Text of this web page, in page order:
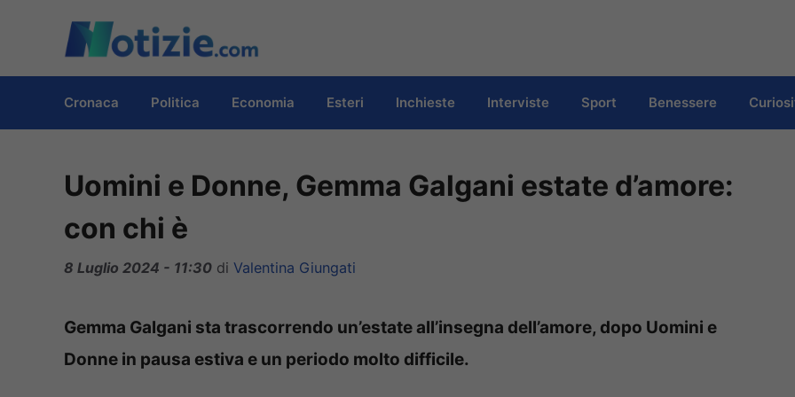
contenuto
Cronaca Politica Economia Esteri Inchieste Interviste Sport Benessere
Uomini e Donne, Gemma Galgani estate d’amore:
con chi è
8 Luglio 2024 - 11:30 di Valentina Giungati
Gemma Galgani sta trascorrendo un’estate all’insegna dell’amore, dopo Uomini e
Donne in pausa estiva e un periodo molto difficile.